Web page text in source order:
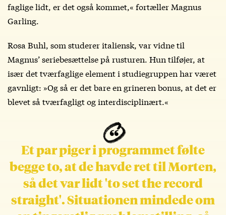
faglige lidt, er det også kommet,« fortæller Magnus
Garling.
Rosa Buhl, som studerer italiensk, var vidne til
Magnus’ seriebesættelse på rusturen. Hun tilføjer, at
især det tværfaglige element i studiegruppen har været
gavnligt: »Og så er det bare en grineren bonus, at det er
blevet så tværfagligt og interdisciplinært.«
Et par piger i programmet følte
begge to, at de havde ret til Morten,
så det var lidt 'to set the record
straight'. Situationen mindede om